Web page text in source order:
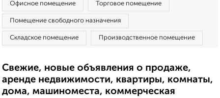
Офисное помещение Торговое помещение
Помещение свободного назначения
Складское помещение Производственное помещение
Свежие, новые объявления о продаже,
аренде недвижимости, квартиры, комнаты,
дома, машиноместа, коммерческая